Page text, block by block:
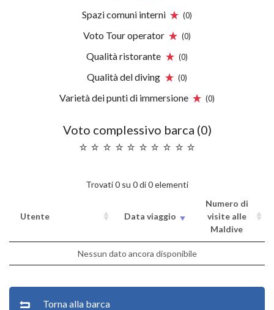
Torna alla barca
Spazi comuni interni (0)
Voto Tour operator (0)
Qualità ristorante (0)
Qualità del diving (0)
Varietà dei punti di immersione (0)
Voto complessivo barca (0)
Trovati 0 su 0 di 0 elementi
Utente Data viaggio
Numero di
visite alle
Maldive
Nessun dato ancora disponibile